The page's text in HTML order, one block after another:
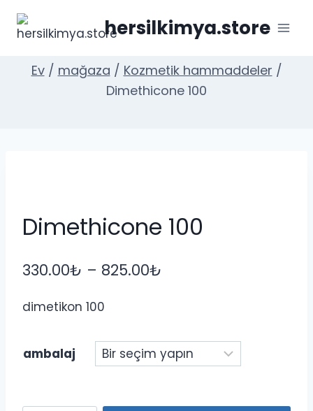
geç
hersilkimya.store
Ev / mağaza / Kozmetik hammaddeler /
Dimethicone 100
Dimethicone 100
330.00₺ – 825.00₺
-
825.00₺
dimetikon 100
ambalaj